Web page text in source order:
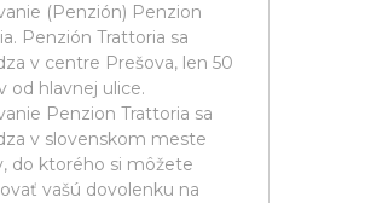
(Penzión) Penzion
Penzión Trattoria sa
v centre Prešova, len 50
od hlavnej ulice.
Penzion Trattoria sa
v slovenskom meste
do ktorého si môžete
vašú dovolenku na